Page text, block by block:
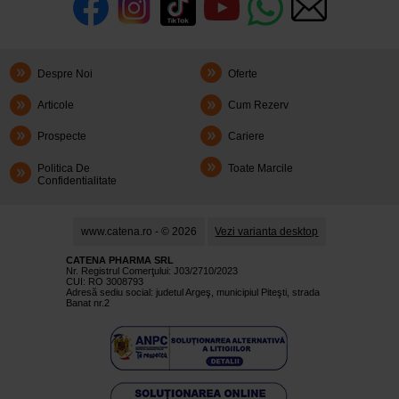
Despre Noi Oferte
Articole Cum Rezerv
Prospecte Cariere
Politica De
Confidentialitate
Toate Marcile
www.catena.ro - © 2026 Vezi varianta desktop
CATENA PHARMA SRL
Nr. Registrul Comerţului: J03/2710/2023
CUI: RO 3008793
Adresă sediu social: judetul Argeş, municipiul Piteşti, strada
Banat nr.2